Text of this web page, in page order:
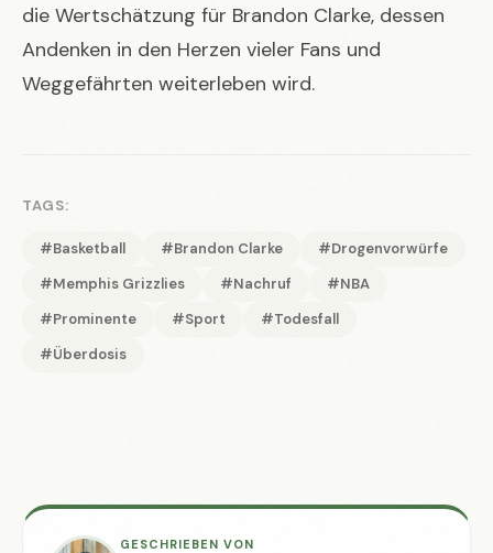
die Wertschätzung für Brandon Clarke, dessen
Andenken in den Herzen vieler Fans und
Weggefährten weiterleben wird.
TAGS:
#Basketball #Brandon Clarke
#Drogenvorwürfe
#Memphis Grizzlies
#Nachruf
#NBA
#Prominente
#Sport
#Todesfall
#Überdosis
GESCHRIEBEN VON